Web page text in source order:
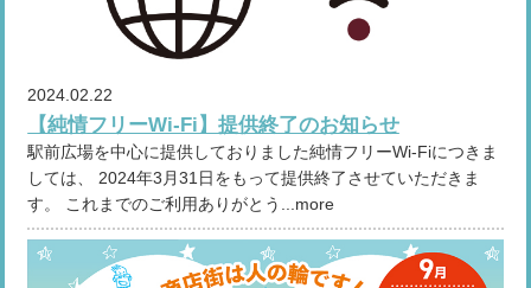
2024.02.22
【純情フリーWi-Fi】提供終了のお知らせ
駅前広場を中心に提供しておりました純情フリーWi-Fiにつきま
しては、 2024年3月31日をもって提供終了させていただきま
す。 これまでのご利用ありがとう...more